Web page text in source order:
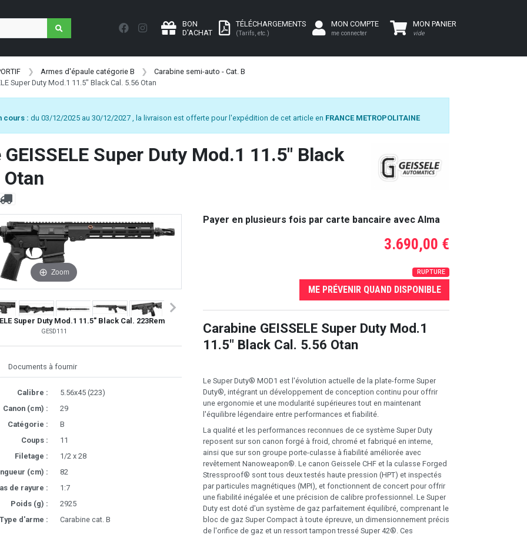
BON
D'ACHAT
TÉLÉCHARGEMENTS
(Tarifs, etc.)
MON COMPTE
me connecter
MON PANIER
vide
Armes d'épaule catégorie B
Carabine semi-auto - Cat. B
Super Duty Mod.1 11.5" Black Cal. 5.56 Otan
cours : du 03/12/2025 au 30/12/2027 , la livraison est offerte pour l'expédition de cet article en FRANCE METROPOLITAINE
Super Duty Mod.1 11.5" Black
Zoom
Super Duty Mod.1 11.5" Black Cal. 223Rem
GESD111
Documents à fournir
Calibre :
5.56x45 (223)
Canon (cm) :
29
Catégorie :
B
Coups :
11
Filetage :
1/2 x 28
(cm) :
82
de rayure :
1:7
Poids (g) :
2925
Type d'arme :
Carabine cat. B
Payer en plusieurs fois par carte bancaire avec Alma
3.690,00 €
RUPTURE
ME PRÉVENIR QUAND DISPONIBLE
Carabine GEISSELE Super Duty Mod.1
11.5" Black Cal. 5.56 Otan
Le Super Duty® MOD1 est l'évolution actuelle de la plate-forme Super
Duty®, intégrant un développement de conception continu pour offrir
une ergonomie et une modularité supérieures tout en maintenant
l'équilibre légendaire entre performances et fiabilité.
La qualité et les performances reconnues de ce système Super Duty
reposent sur son canon forgé à froid, chromé et fabriqué en interne,
ainsi que sur son groupe porte-culasse à fiabilité améliorée avec
revêtement Nanoweapon®. Le canon Geissele CHF et la culasse Forged
Stressproof® sont tous deux testés haute pression (HPT) et inspectés
par particules magnétiques (MPI), et fonctionnent de concert pour offrir
une fiabilité inégalée et une précision de calibre professionnel. Le Super
Duty est doté d'un système de gaz parfaitement équilibré, comprenant le
bloc de gaz Super Compact à toute épreuve, un dimensionnement précis
de l'orifice de gaz et un ressort tampon tressé Super 42®. Ces